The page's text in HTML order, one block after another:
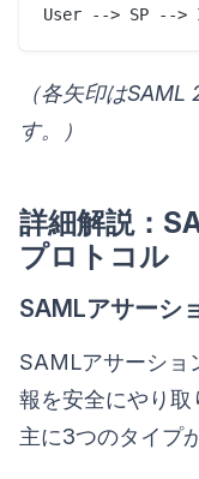
（各矢印は
す。）
詳細解説：
プロトコル
SAMLアサーシ
SAMLアサーショ
報を安全にやり取
主に3つのタイプ